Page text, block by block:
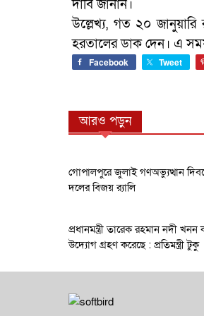
দাবি জানান।
উল্লেখ্য, গত ২০
হরতালের ডাক দেন। এ
Facebook Tweet
আরও পড়ুন
গোপালপুরে জুলাই গণঅভ্যুত্থান
দলের বিজয় র‍্যালি
প্রধানমন্ত্রী তারেক রহমান নদী খনন
উদ্যোগ গ্রহণ করেছে : প্রতিমন্ত্রী টুকু